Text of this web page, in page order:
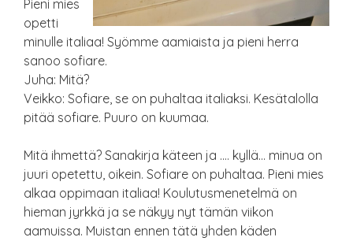
Pieni mies
opetti
minulle italiaa! Syömme aamiaista ja pieni herra
sanoo sofiare.
Juha: Mitä?
Veikko: Sofiare, se on puhaltaa italiaksi. Kesätalolla
pitää sofiare. Puuro on kuumaa.
Mitä ihmettä? Sanakirja käteen ja …. kyllä… minua on
juuri opetettu, oikein. Sofiare on puhaltaa. Pieni mies
alkaa oppimaan italiaa! Koulutusmenetelmä on
hieman jyrkkä ja se näkyy nyt tämän viikon
aamuissa. Muistan ennen tätä yhden käden